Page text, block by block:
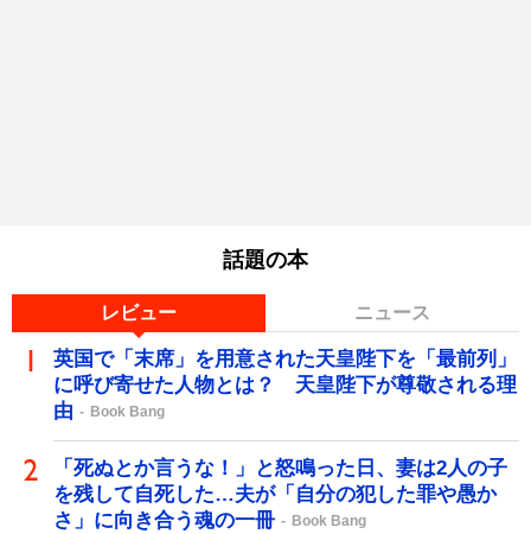
話題の本
レビュー ニュース
英国で「末席」を用意された天皇陛下を「最前列」
に呼び寄せた人物とは？ 天皇陛下が尊敬される理
由
Book Bang
「死ぬとか言うな！」と怒鳴った日、妻は2人の子
を残して自死した…夫が「自分の犯した罪や愚か
さ」に向き合う魂の一冊
Book Bang